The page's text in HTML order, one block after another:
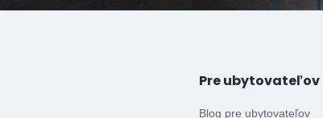
Pre ubytovateľov
Blog pre ubytovateľov